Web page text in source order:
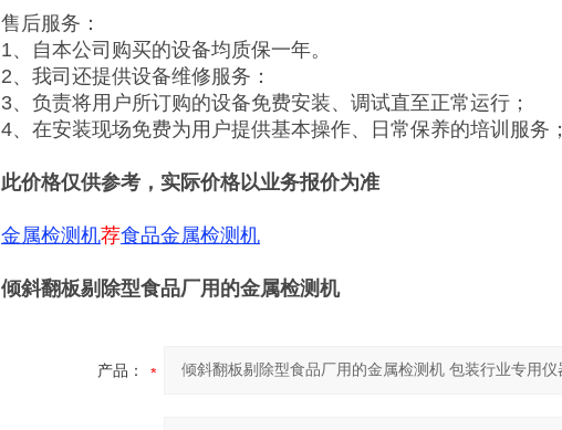
售后服务：
1、自本公司购买的设备均质保一年。
2、我司还提供设备维修服务：
3、负责将用户所订购的设备免费安装、调试直至正常运行；
4、在安装现场免费为用户提供基本操作、日常保养的培训服务；
此价格仅供参考，实际价格以业务报价为准
金属检测机荐食品金属检测机
倾斜翻板剔除型食品厂用的金属检测机
产品：